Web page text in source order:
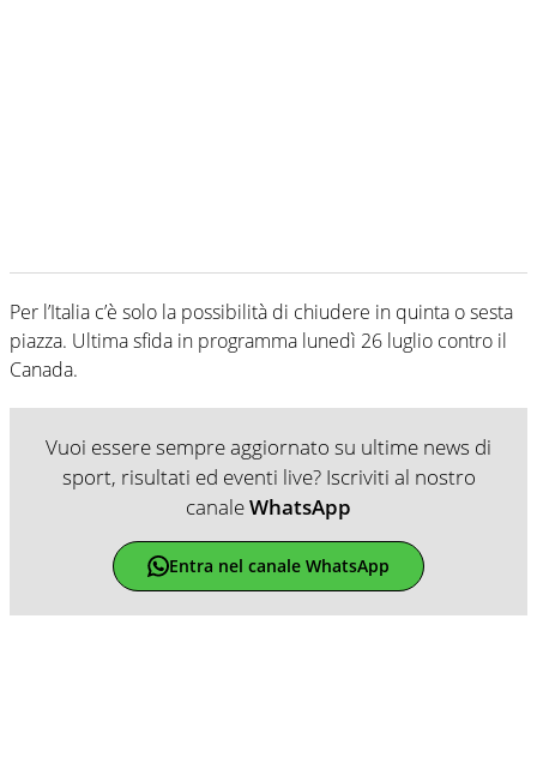
Per l’Italia c’è solo la possibilità di chiudere in quinta o sesta
piazza. Ultima sfida in programma lunedì 26 luglio contro il
Canada.
Vuoi essere sempre aggiornato su ultime news di
sport, risultati ed eventi live? Iscriviti al nostro
canaleWhatsApp
Entra nel canale WhatsApp